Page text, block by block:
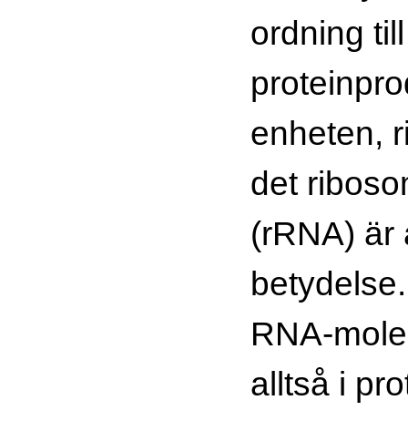
ordning
enheten,
det
(rRNA) är
RNA-
alltså i